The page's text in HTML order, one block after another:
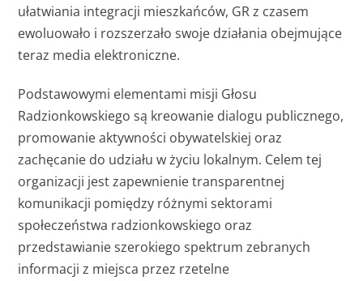
ułatwiania integracji mieszkańców, GR z czasem
ewoluowało i rozszerzało swoje działania obejmujące
teraz media elektroniczne.
Podstawowymi elementami misji Głosu
Radzionkowskiego są kreowanie dialogu publicznego,
promowanie aktywności obywatelskiej oraz
zachęcanie do udziału w życiu lokalnym. Celem tej
organizacji jest zapewnienie transparentnej
komunikacji pomiędzy różnymi sektorami
społeczeństwa radzionkowskiego oraz
przedstawianie szerokiego spektrum zebranych
informacji z miejsca przez rzetelne